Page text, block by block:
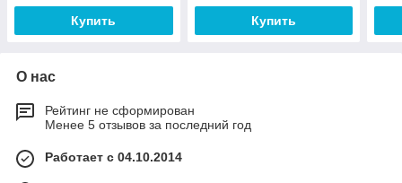
Купить Купить
О нас
Рейтинг не сформирован
Менее 5 отзывов за последний год
Работает с 04.10.2014